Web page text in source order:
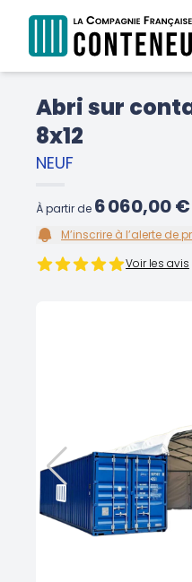
Abri sur
8x12
NEUF
À partir de 6 060,00 €
M’inscrire à l’alerte de
Voir les avis